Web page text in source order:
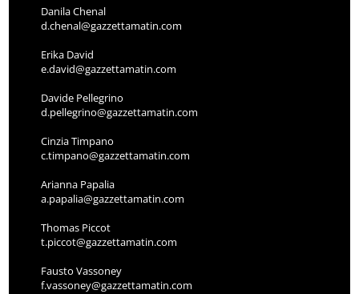
Danila Chenal
d.chenal@gazzettamatin.com
Erika David
e.david@gazzettamatin.com
Davide Pellegrino
d.pellegrino@gazzettamatin.com
Cinzia Timpano
c.timpano@gazzettamatin.com
Arianna Papalia
a.papalia@gazzettamatin.com
Thomas Piccot
t.piccot@gazzettamatin.com
Fausto Vassoney
f.vassoney@gazzettamatin.com